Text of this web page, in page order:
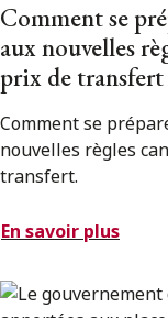
Comment se
aux nouvelles
prix de transfert
Comment se
nouvelles règles
transfert.
En savoir plus